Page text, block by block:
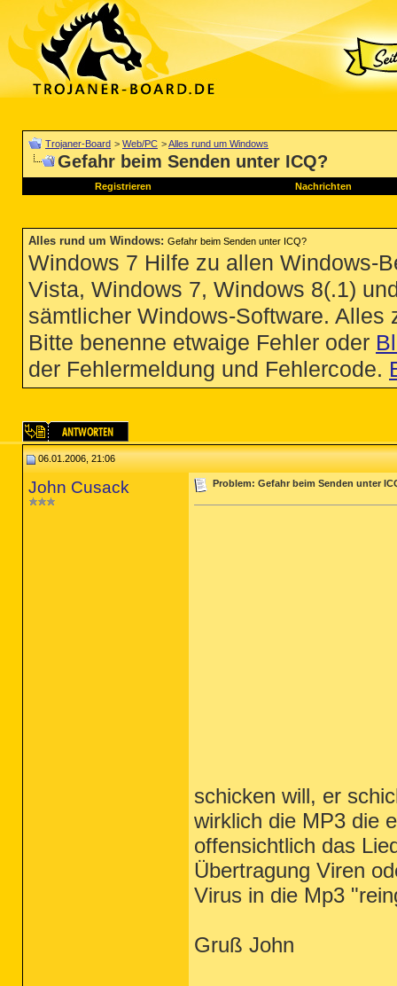
Trojaner-Board > Web/PC >Alles rund um Windows
Gefahr beim Senden unter ICQ?
Registrieren Nachrichten
Alles rund um Windows: Gefahr beim Senden unter ICQ?
Windows 7 Hilfe zu allen Windows-
Vista, Windows 7, Windows 8(.1)
sämtlicher Windows-Software.
Bitte benenne etwaige Fehler oder
der Fehlermeldung und Fehlercode.
06.01.2006, 21:06
John Cusack Problem: Gefahr beim Senden unter
schicken will, er
wirklich die MP3 die
offensichtlich das
Übertragung Viren
Virus in die Mp3
Gruß John